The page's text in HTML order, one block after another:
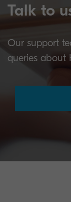
Talk to
Our support
queries about